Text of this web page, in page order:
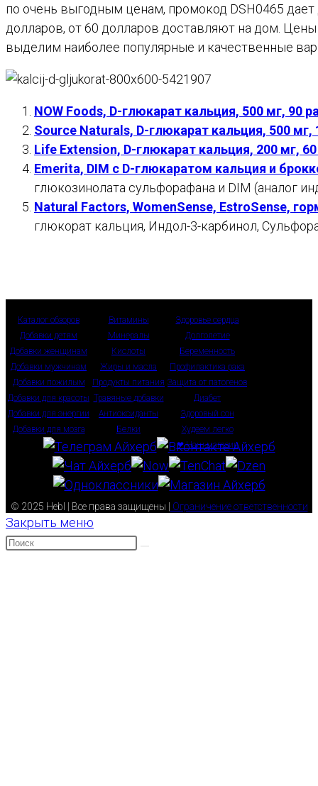
по очень выгодным ценам, промокод DSH0465
долларов, от 60 долларов доставляют на дом.
выделим наиболее популярные и качественные
NOW Foods, D-глюкарат кальция, 500 мг, 90
Source Naturals, D-глюкарат кальция, 500 мг,
Life Extension, D-глюкарат кальция, 200 мг,
Emerita, DIM с D-глюкаратом кальция и
глюкозинолата сульфорафана и DIM (аналог
Natural Factors, WomenSense, EstroSense,
глюкорат кальция, Индол-3-карбинол,
Каталог обзоров
Добавки детям
Добавки женщинам
Добавки мужчинам
Добавки пожилым
Добавки для красоты
Добавки для энергии
Добавки для мозга
Витамины
Минералы
Кислоты
Жиры и масла
Продукты питания
Травяные добавки
Антиоксиданты
Белки
Здоровье сердца
Долголетие
Беременность
Профилактика рака
Защита от патогенов
Диабет
Здоровый сон
Худеем легко
❤ Наш магазин
© 2025 Hebl | Все права защищены | Ограничение ответственности
Закрыть меню